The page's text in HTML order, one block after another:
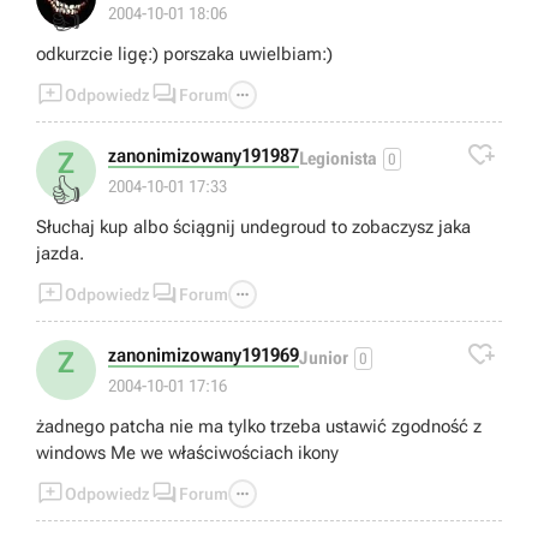
👍 2004-10-01 18:06
odkurzcie ligę:) porszaka uwielbiam:)
Odpowiedz  Forum 
Z
👍
zanonimizowany191987Legionista 0
2004-10-01 17:33

Słuchaj kup albo ściągnij undegroud to zobaczysz jaka
jazda.
Odpowiedz  Forum 
Z zanonimizowany191969Junior 0
2004-10-01 17:16

żadnego patcha nie ma tylko trzeba ustawić zgodność z
windows Me we właściwościach ikony
Odpowiedz  Forum 